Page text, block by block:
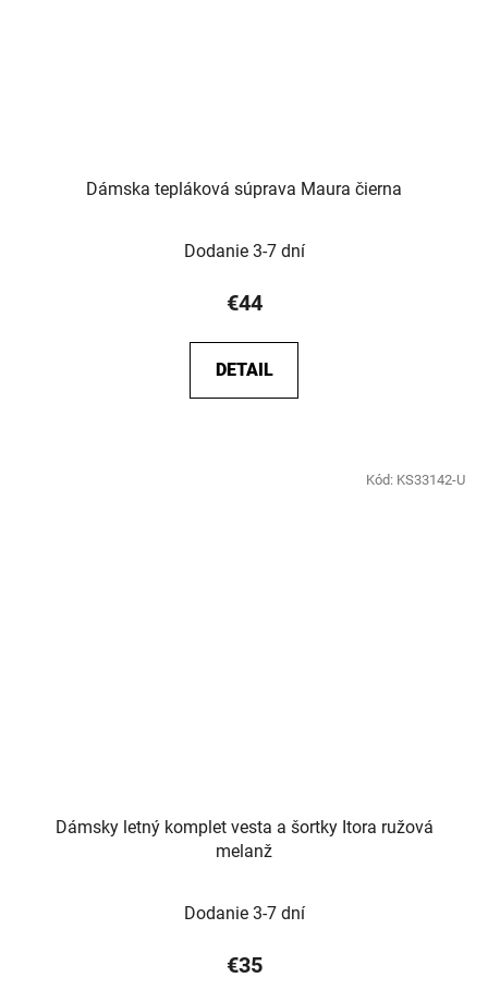
Dámska tepláková súprava Maura čierna
Dodanie 3-7 dní
€44
DETAIL
Dámsky letný komplet vesta a šortky Itora ružová
melanž
Dodanie 3-7 dní
€35
Kód: KS33142-U